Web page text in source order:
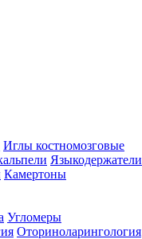
Иглы костномозговые
Языкодержатели
Камертоны
Угломеры
Оториноларингология